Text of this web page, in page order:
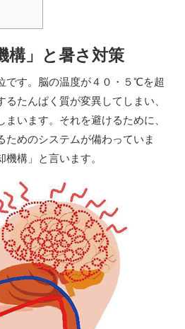
構」と暑さ対策
です。脳の温度が４０・５℃を超
たんぱく質が変異してしまい、
います。それを避けるために、
ためのシステムが備わっていま
構」と言います。